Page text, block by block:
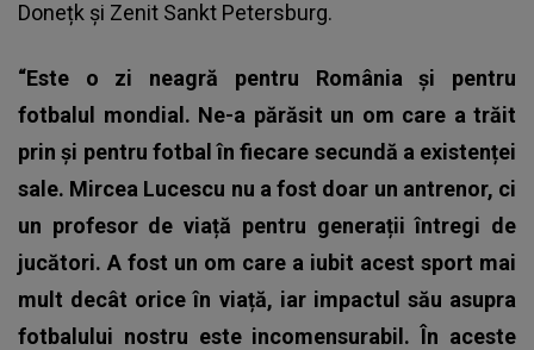
Donețk și Zenit Sankt Petersburg.
“Este o zi neagră pentru România și pentru
fotbalul mondial. Ne-a părăsit un om care a trăit
prin și pentru fotbal în fiecare secundă a existenței
sale. Mircea Lucescu nu a fost doar un antrenor, ci
un profesor de viață pentru generații întregi de
jucători. A fost un om care a iubit acest sport mai
mult decât orice în viață, iar impactul său asupra
fotbalului nostru este incomensurabil. În aceste